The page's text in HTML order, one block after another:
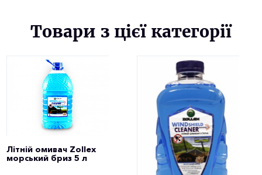
Товари з цієї категорії
Літній омивач Zollex
морський бриз 5 л